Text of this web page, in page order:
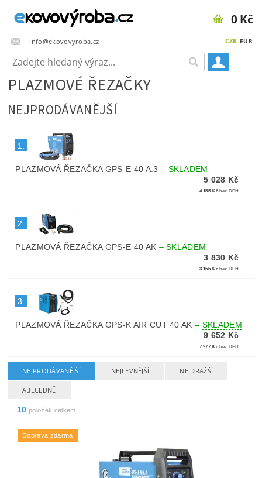
info@ekovovyroba.cz CZK EUR
0 Kč
PLAZMOVÉ ŘEZAČKY
NEJPRODÁVANĚJŠÍ
1.
PLAZMOVÁ ŘEZAČKA GPS-E 40 A.3 – SKLADEM
5 028 Kč
4 155 Kč bez DPH
2.
PLAZMOVÁ ŘEZAČKA GPS-E 40 AK –SKLADEM
3 830 Kč
3 165 Kč bez DPH
3.
PLAZMOVÁ ŘEZAČKA GPS-K AIR CUT 40 AK– SKLADEM
9 652 Kč
7 977 Kč bez DPH
NEJPRODÁVANĚJŠÍ NEJLEVNĚJŠÍ NEJDRAŽŠÍ
ABECEDNĚ
10 položek celkem
Doprava zdarma